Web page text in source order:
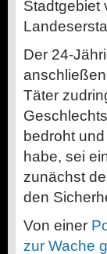
Stadtgebiet
Der 24-
Täter
bedroht
habe, sei
zunächst
den
Von einer
zur Wache